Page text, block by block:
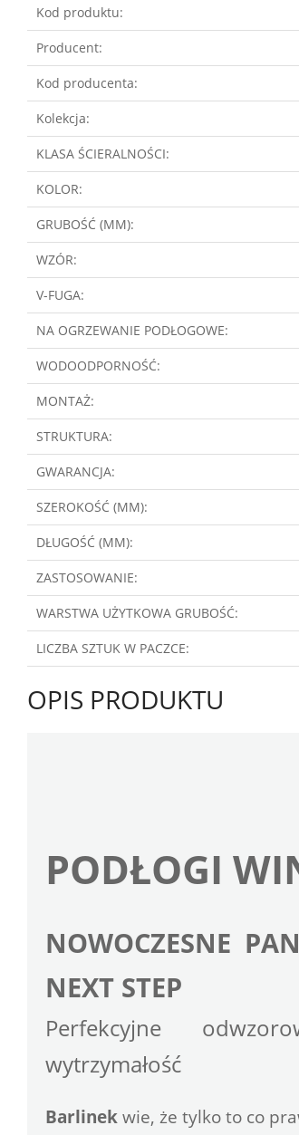
Kod produktu:
Producent:
Kod producenta:
Kolekcja:
KLASA ŚCIERALNOŚCI:
KOLOR:
GRUBOŚĆ (MM):
WZÓR:
V-FUGA:
NA OGRZEWANIE PODŁOGOWE:
WODOODPORNOŚĆ:
MONTAŻ:
STRUKTURA:
GWARANCJA:
SZEROKOŚĆ (MM):
DŁUGOŚĆ (MM):
ZASTOSOWANIE:
WARSTWA UŻYTKOWA GRUBOŚĆ:
LICZBA SZTUK W PACZCE:
OPIS PRODUKTU
PODŁOGI
NOWOCZESNE
NEXT STEP
Perfekcyjne
wytrzymałość
Barlinek wie, że tylko to co